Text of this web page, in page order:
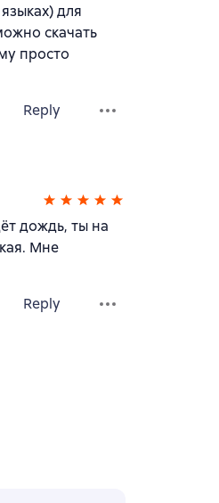
для
скачать
просто
Reply
дождь, ты на
Мне
Reply